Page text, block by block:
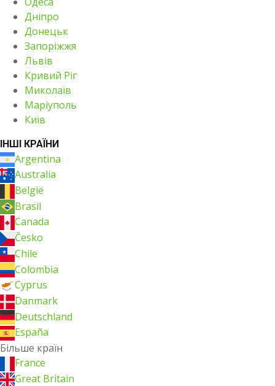
Дніпро
Донецьк
Запоріжжя
Львів
Кривий Ріг
Миколаїв
Маріуполь
Київ
ІНШІ КРАЇНИ
Argentina
Australia
België
Brasil
Canada
Česko
Chile
Colombia
Cyprus
Danmark
Deutschland
España
Більше країн
France
Great Britain